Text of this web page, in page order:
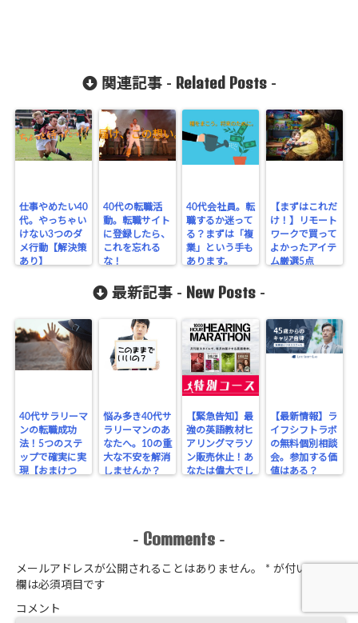
関連記事 - Related Posts-
仕事やめたい40
代。やっちゃい
けない3つのダ
メ行動【解決策
あり】
40代の転職活
動。転職サイト
に登録したら、
これを忘れる
な！
40代会社員。転
職するか迷って
る？まずは「複
業」という手も
あります。
【まずはこれだ
け！】リモート
ワークで買って
よかったアイテ
ム厳選5点
最新記事 - New Posts -
40代サラリーマ
ンの転職成功
法！5つのステ
ップで確実に実
現【おまけつ
悩み多き40代サ
ラリーマンのあ
なたへ。10の重
大な不安を解消
しませんか？
【緊急告知】最
強の英語教材ヒ
アリングマラソ
ン販売休止！あ
なたは偉大でし
【最新情報】ラ
イフシフトラボ
の無料個別相談
会。参加する価
値はある？
- Comments -
メールアドレスが公開されることはありません。 * が付いている
欄は必須項目です
コメント